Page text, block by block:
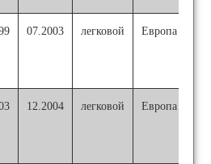
07.2003 легковой Европа
12.2004 легковой Европа